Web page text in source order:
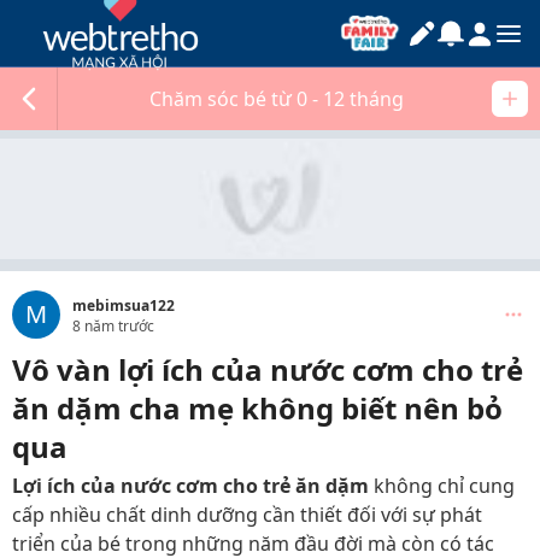
Chăm sóc bé từ 0 - 12 tháng
M
mebimsua122
8 năm trước
Vô vàn lợi ích của nước cơm cho trẻ
ăn dặm cha mẹ không biết nên bỏ
qua
Lợi ích của nước cơm cho trẻ ăn dặm không chỉ cung
cấp nhiều chất dinh dưỡng cần thiết đối với sự phát
triển của bé trong những năm đầu đời mà còn có tác